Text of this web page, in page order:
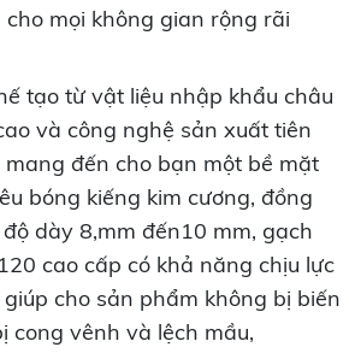
mọi không gian rộng rãi
tạo từ vật liệu nhập khẩu châu
và công nghệ sản xuất tiên
đến cho bạn một bề mặt
bóng kiếng kim cương, đồng
dày 8,mm đến10 mm, gạch
cao cấp có khả năng chịu lực
cho sản phẩm không bị biến
cong vênh và lệch mầu,